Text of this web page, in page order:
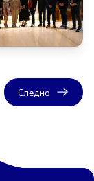
Следно